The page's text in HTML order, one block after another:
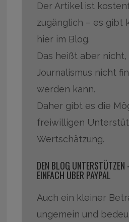
Der Artikel ist
zugänglich – es gibt
hier im Blog.
Das heißt aber nicht,
Journalismus nicht
werden kann.
Daher gibt es die
freiwilligen
Wertschätzung.
DEN BLOG
EINFACH ÜBER PAYPAL
Auch ein kleiner
ungemein und